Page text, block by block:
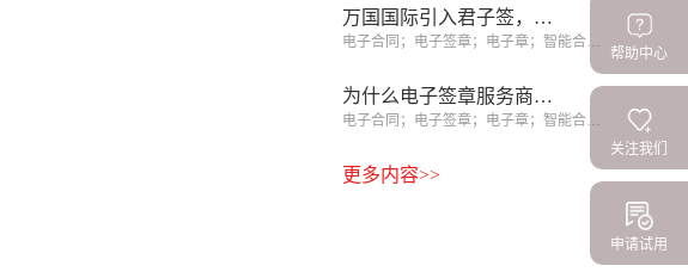
万国国际引入君子签，区块链电子合同助力上万劳务者实现境外就业
电子合同；电子签章；电子章；智能合同；合同管理
为什么电子签章服务商比CA机构更值得选择？你选对了吗？
电子合同；电子签章；电子章；智能合同；合同管理
更多内容>>
帮助中心
关注我们
申请试用